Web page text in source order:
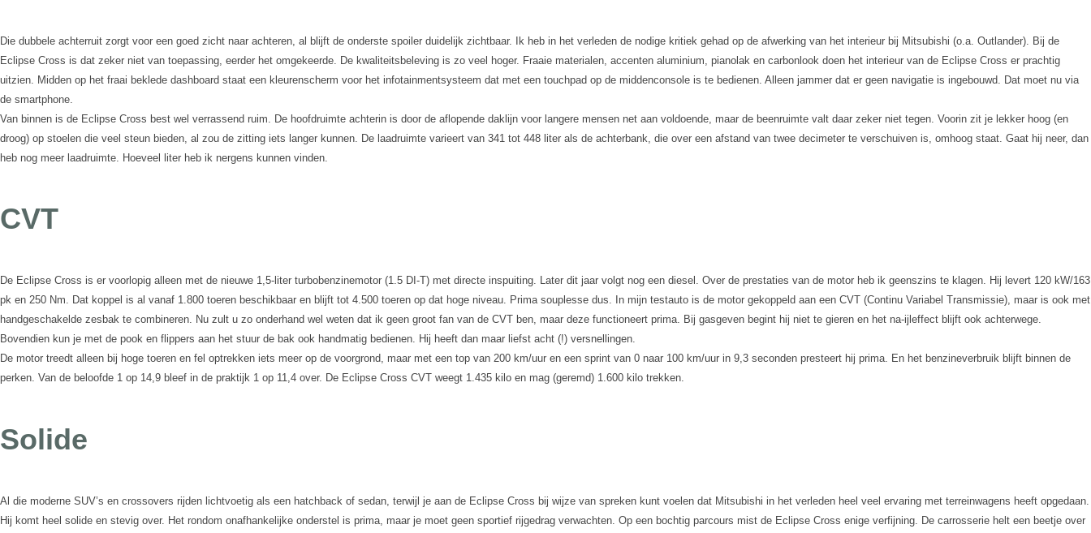
Die dubbele achterruit zorgt voor een goed zicht naar achteren, al blijft de onderste spoiler duidelijk zichtbaar. Ik heb in het verleden de nodige kritiek gehad op de afwerking van het interieur bij Mitsubishi (o.a. Outlander). Bij de
Eclipse Cross is dat zeker niet van toepassing, eerder het omgekeerde. De kwaliteitsbeleving is zo veel hoger. Fraaie materialen, accenten aluminium, pianolak en carbonlook doen het interieur van de Eclipse Cross er prachtig
uitzien. Midden op het fraai beklede dashboard staat een kleurenscherm voor het infotainmentsysteem dat met een touchpad op de middenconsole is te bedienen. Alleen jammer dat er geen navigatie is ingebouwd. Dat moet nu via
de smartphone.
Van binnen is de Eclipse Cross best wel verrassend ruim. De hoofdruimte achterin is door de aflopende daklijn voor langere mensen net aan voldoende, maar de beenruimte valt daar zeker niet tegen. Voorin zit je lekker hoog (en
droog) op stoelen die veel steun bieden, al zou de zitting iets langer kunnen. De laadruimte varieert van 341 tot 448 liter als de achterbank, die over een afstand van twee decimeter te verschuiven is, omhoog staat. Gaat hij neer, dan
heb nog meer laadruimte. Hoeveel liter heb ik nergens kunnen vinden.
CVT
De Eclipse Cross is er voorlopig alleen met de nieuwe 1,5-liter turbobenzinemotor (1.5 DI-T) met directe inspuiting. Later dit jaar volgt nog een diesel. Over de prestaties van de motor heb ik geenszins te klagen. Hij levert 120 kW/163
pk en 250 Nm. Dat koppel is al vanaf 1.800 toeren beschikbaar en blijft tot 4.500 toeren op dat hoge niveau. Prima souplesse dus. In mijn testauto is de motor gekoppeld aan een CVT (Continu Variabel Transmissie), maar is ook met
handgeschakelde zesbak te combineren. Nu zult u zo onderhand wel weten dat ik geen groot fan van de CVT ben, maar deze functioneert prima. Bij gasgeven begint hij niet te gieren en het na-ijleffect blijft ook achterwege.
Bovendien kun je met de pook en flippers aan het stuur de bak ook handmatig bedienen. Hij heeft dan maar liefst acht (!) versnellingen.
De motor treedt alleen bij hoge toeren en fel optrekken iets meer op de voorgrond, maar met een top van 200 km/uur en een sprint van 0 naar 100 km/uur in 9,3 seconden presteert hij prima. En het benzineverbruik blijft binnen de
perken. Van de beloofde 1 op 14,9 bleef in de praktijk 1 op 11,4 over. De Eclipse Cross CVT weegt 1.435 kilo en mag (geremd) 1.600 kilo trekken.
Solide
Al die moderne SUV’s en crossovers rijden lichtvoetig als een hatchback of sedan, terwijl je aan de Eclipse Cross bij wijze van spreken kunt voelen dat Mitsubishi in het verleden heel veel ervaring met terreinwagens heeft opgedaan.
Hij komt heel solide en stevig over. Het rondom onafhankelijke onderstel is prima, maar je moet geen sportief rijgedrag verwachten. Op een bochtig parcours mist de Eclipse Cross enige verfijning. De carrosserie helt een beetje over